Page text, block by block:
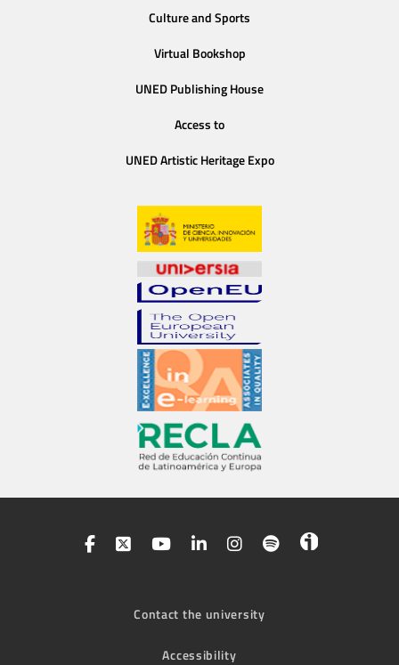
Culture and Sports
Virtual Bookshop
UNED Publishing House
Access to
UNED Artistic Heritage Expo
Contact the university
Accessibility